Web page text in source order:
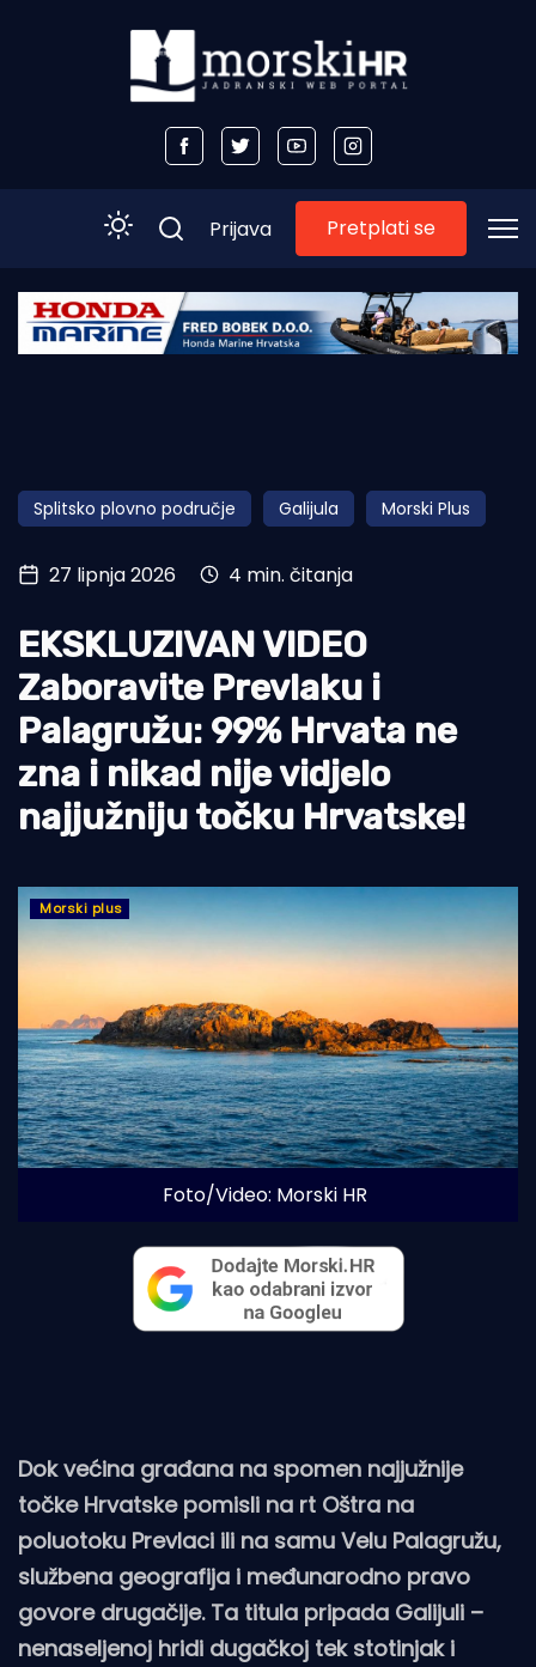
Početna
Obala
Otoci
Turizam i nautika
Pomorstvo
Ribolov
Ekologija
Tradicija i kultura
Prijava Pretplati se
Splitsko plovno područje Galijula Morski Plus
27 lipnja 2026 4 min. čitanja
EKSKLUZIVAN VIDEO
Zaboravite Prevlaku i
Palagružu: 99% Hrvata ne
zna i nikad nije vidjelo
najjužniju točku Hrvatske!
Morski plus
Foto/Video: Morski HR
Dok većina građana na spomen najjužnije
točke Hrvatske pomisli na rt Oštra na
poluotoku Prevlaci ili na samu Velu Palagružu,
službena geografija i međunarodno pravo
govore drugačije. Ta titula pripada Galijuli –
nenaseljenoj hridi dugačkoj tek stotinjak i